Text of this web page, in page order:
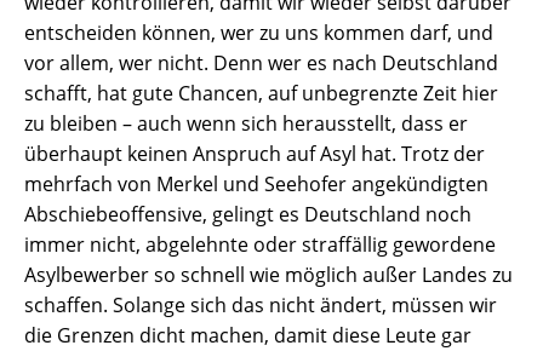
entscheiden können, wer zu uns kommen darf, und
vor allem, wer nicht. Denn wer es nach Deutschland
schafft, hat gute Chancen, auf unbegrenzte Zeit hier
zu bleiben – auch wenn sich herausstellt, dass er
überhaupt keinen Anspruch auf Asyl hat. Trotz der
mehrfach von Merkel und Seehofer angekündigten
Abschiebeoffensive, gelingt es Deutschland noch
immer nicht, abgelehnte oder straffällig gewordene
Asylbewerber so schnell wie möglich außer Landes zu
schaffen. Solange sich das nicht ändert, müssen wir
die Grenzen dicht machen, damit diese Leute gar